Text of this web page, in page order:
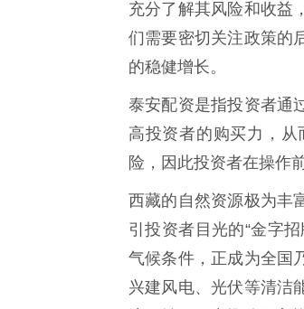
充分了解其风险和收益
们需要密切关注政策的
的稳健增长。
泰安配资是指投资者通
高投资者的购买力，
险，因此投资者在操作
西藏的自然资源极为丰
引投资者目光的“金字
气候条件，正成为全国
兴建风电、光伏等清洁